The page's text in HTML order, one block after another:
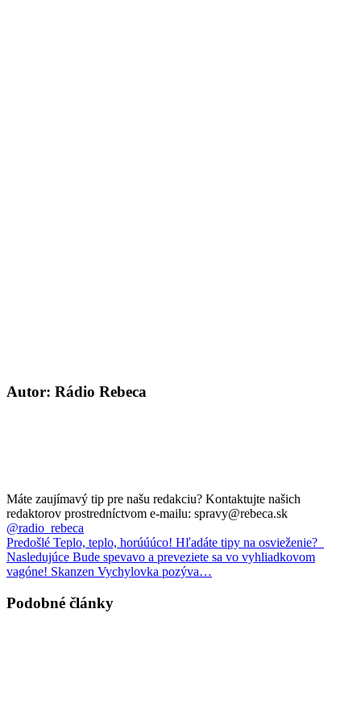
Autor: Rádio Rebeca
Máte zaujímavý tip pre našu redakciu? Kontaktujte našich
redaktorov prostredníctvom e-mailu: spravy@rebeca.sk
@radio_rebeca
Predošlé Teplo, teplo, horúúúco! Hľadáte tipy na osvieženie?
Nasledujúce Bude spevavo a preveziete sa vo vyhliadkovom
vagóne! Skanzen Vychylovka pozýva…
Podobné články